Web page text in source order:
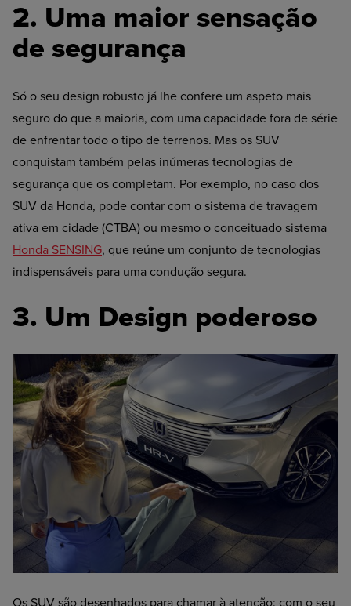
2. Uma maior sensação
de segurança
Só o seu design robusto já lhe confere um aspeto mais
seguro do que a maioria, com uma capacidade fora de série
de enfrentar todo o tipo de terrenos. Mas os SUV
conquistam também pelas inúmeras tecnologias de
segurança que os completam. Por exemplo, no caso dos
SUV da Honda, pode contar com o sistema de travagem
ativa em cidade (CTBA) ou mesmo o conceituado sistema
Honda SENSING, que reúne um conjunto de tecnologias
indispensáveis para uma condução segura.
3. Um Design poderoso